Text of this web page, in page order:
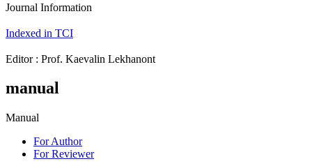
Journal Information
Indexed in TCI
Editor : Prof. Kaevalin Lekhanont
manual
Manual
For Author
For Reviewer